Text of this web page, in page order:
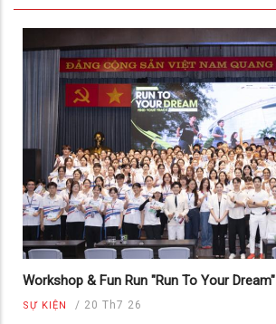
Workshop & Fun Run "Run To Your Dream"
SỰ KIỆN / 20 Th7 26